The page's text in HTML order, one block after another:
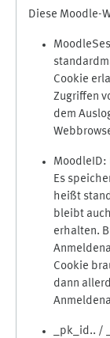
Diese Moodle-
Cookie
Zugriffen
dem
MoodleID:
Es
heißt
bleibt
erhalten.
Cookie
dann
_pk_id.. /